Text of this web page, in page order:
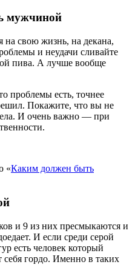
мужчиной
свою жизнь, на декана,
и неудачи сливайте
пива. А лучше вообще
проблемы есть, точнее
Покажите, что вы не
И очень важно — при
«Каким должен быть
и 9 из них пресмыкаются и
И если среди серой
есть человек который
себя гордо. Именно в таких